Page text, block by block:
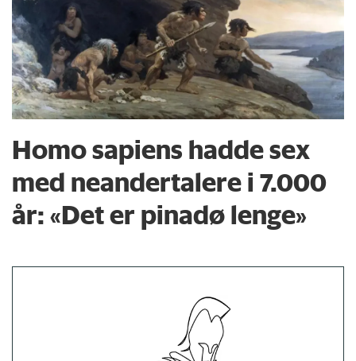
Homo sapiens hadde sex
med neandertalere i 7.000
år: «Det er pinadø lenge»